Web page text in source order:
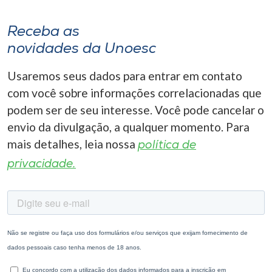
Receba as
novidades da Unoesc
Usaremos seus dados para entrar em contato
com você sobre informações correlacionadas que
podem ser de seu interesse. Você pode cancelar o
envio da divulgação, a qualquer momento. Para
mais detalhes, leia nossa política de
privacidade.